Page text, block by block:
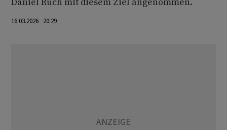
16.03.2026 20:29